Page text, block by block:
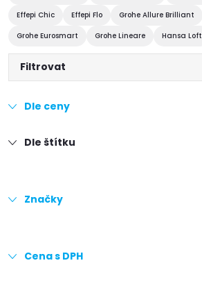
Effepi Chic
Effepi Flo Grohe Allure Brilliant
Grohe Eurosmart
Grohe Lineare Hansa Loft
Filtrovat
Dle ceny
Dle štítku
Značky
Cena s DPH